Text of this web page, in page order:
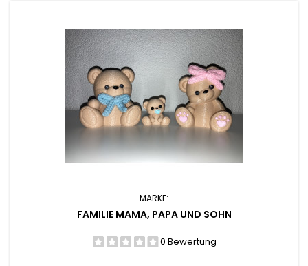
MARKE:
FAMILIE MAMA, PAPA UND SOHN
0 Bewertung